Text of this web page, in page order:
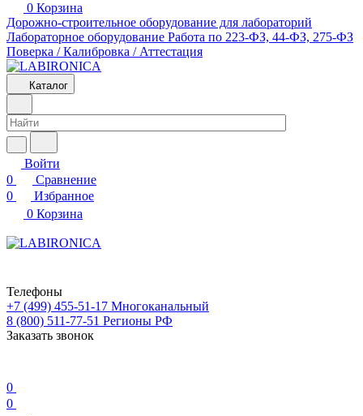
0 Корзина
Дорожно-строительное оборудование для лабораторий
Лабораторное оборудование Работа по 223-ФЗ, 44-ФЗ, 275-ФЗ
Поверка / Калибровка / Аттестация
Каталог
Войти
0
Сравнение
0
Избранное
0 Корзина
Телефоны
+7 (499) 455-51-17 Многоканальный
8 (800) 511-77-51 Регионы РФ
Заказать звонок
0
0